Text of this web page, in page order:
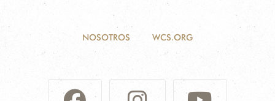
NOSOTROS WCS.ORG